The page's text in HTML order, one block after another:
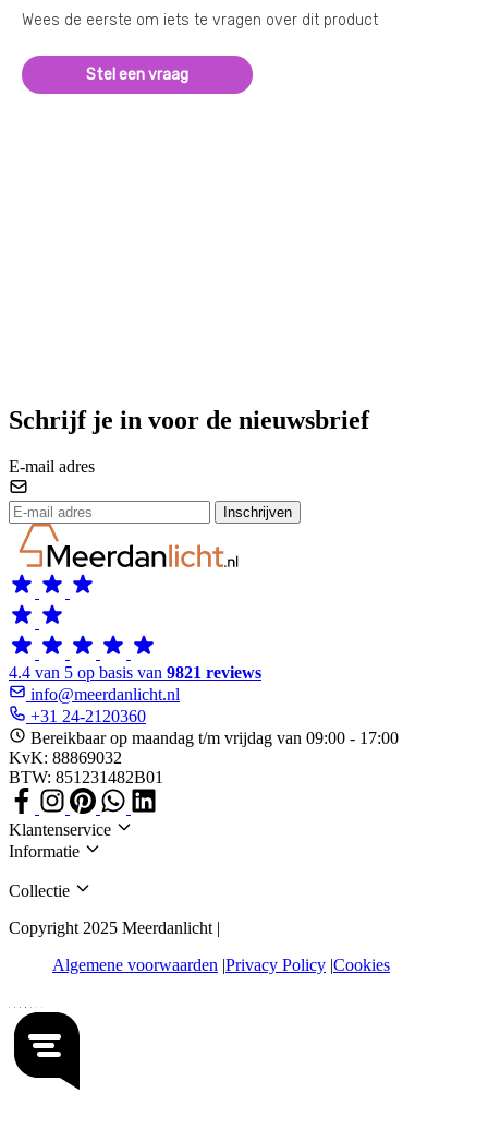
Wees de eerste om iets te vragen over dit product
Stel een vraag
Schrijf je in voor de nieuwsbrief
E-mail adres
Inschrijven
4.4 van 5 op basis van 9821 reviews
info@meerdanlicht.nl
+31 24-2120360
Bereikbaar op maandag t/m vrijdag van 09:00 - 17:00
KvK: 88869032
BTW: 851231482B01
Klantenservice
Informatie
Collectie
Copyright 2025 Meerdanlicht |
Algemene voorwaarden Privacy Policy Cookies